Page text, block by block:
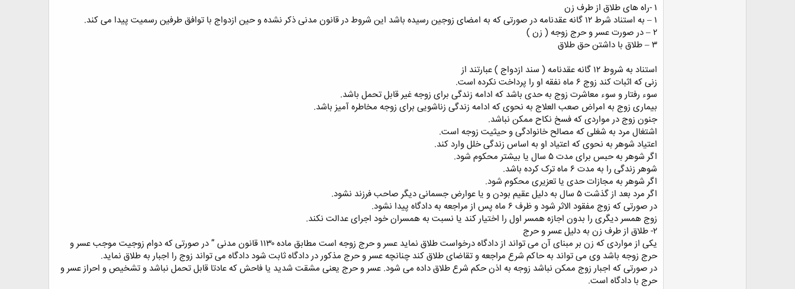
۱ -راه های طلاق از طرف زن
۱ – به استناد شرط ۱۲ گانه عقدنامه در صورتی که به امضای زوجین رسیده باشد این شروط در قانون مدنی ذکر نشده و حین ازدواج با توافق طرفین رسمیت پیدا می کند.
۲ – در صورت عسر و حرج زوجه ( زن )
۳ – طلاق با داشتن حق طلاق
استناد به شروط ۱۲ گانه عقدنامه ( سند ازدواج ) عبارتند از
زنی که اثبات کند زوج ۶ ماه نفقه او را پرداخت نکرده است.
سوء رفتار و سوء معاشرت زوج به حدی باشد که ادامه زندگی برای زوجه غیر قابل تحمل باشد.
بیماری زوج به امراض صعب العلاج به نحوی که ادامه زندگی زناشویی برای زوجه مخاطره آمیز باشد.
جنون زوج در مواردی که فسخ نکاح ممکن نباشد.
اشتغال مرد به شغلی که مصالح خانوادگی و حیثیت زوجه است.
اعتیاد شوهر به نحوی که اعتیاد او به اساس زندگی خلل وارد کند.
اگر شوهر به حبس برای مدت ۵ سال یا بیشتر محکوم شود.
شوهر زندگی را به مدت ۶ ماه ترک کرده باشد.
اگر شوهر به مجازات حدی یا تعزیری محکوم شود.
اگر مرد بعد از گذشت ۵ سال به دلیل عقیم بودن و یا عوارض جسمانی دیگر صاحب فرزند نشود.
در صورتی که زوج مفقود الاثر شود و ظرف ۶ ماه پس از مراجعه به دادگاه پیدا نشود.
زوج همسر دیگری را بدون اجازه همسر اول را اختیار کند یا نسبت به همسران خود اجرای عدالت نکند.
۲- طلاق از طرف زن به دلیل عسر و حرج
یکی از مواردی که زن بر مبنای آن می تواند از دادگاه درخواست طلاق نماید عسر و حرج زوجه است مطابق ماده ۱۱۳۰ قانون مدنی ” در صورتی که دوام زوجیت موجب عسر و
حرج زوجه باشد وی می تواند به حاکم شرع مراجعه و تقاضای طلاق کند چنانچه عسر و حرج مذکور در دادگاه ثابت شود دادگاه می تواند زوج را اجبار به طلاق نماید.
در صورتی که اجبار زوج ممکن نباشد زوجه به اذن حکم شرع طلاق داده می شود. عسر و حرج یعنی مشقت شدید یا فاحش که عادتا قابل تحمل نباشد و تشخیص و احراز عسر و
حرج با دادگاه است.